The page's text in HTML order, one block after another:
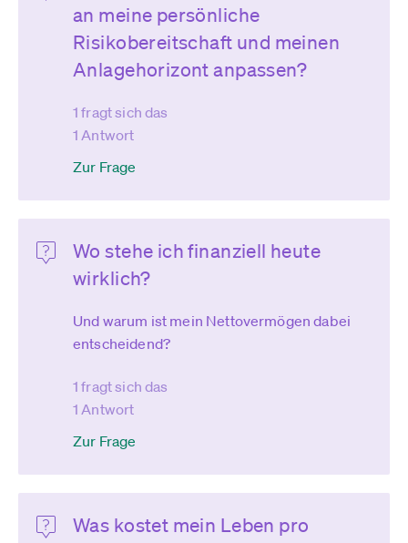
an meine persönliche
Risikobereitschaft und meinen
Anlagehorizont anpassen?
1 fragt sich das
1 Antwort
Zur Frage
Wo stehe ich finanziell heute
wirklich?
Und warum ist mein Nettovermögen dabei
entscheidend?
1 fragt sich das
1 Antwort
Zur Frage
Was kostet mein Leben pro